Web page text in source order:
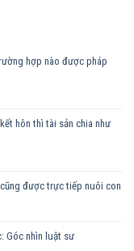
hợp nào được pháp
hôn thì tài sản chia như
được trực tiếp nuôi con
Góc nhìn luật sư